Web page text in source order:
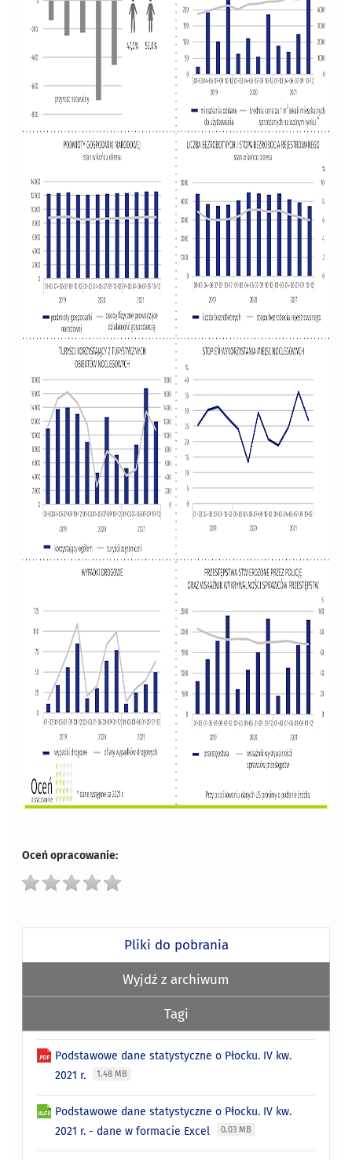
Oceń opracowanie:
Pliki do pobrania
Wyjdź z archiwum
Tagi
Podstawowe dane statystyczne o Płocku. IV kw.
2021 r.
1.48 MB
Podstawowe dane statystyczne o Płocku. IV kw.
2021 r. - dane w formacie Excel
0.03 MB